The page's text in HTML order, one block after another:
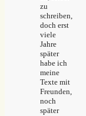
zu
schreiben,
doch erst
viele
Jahre
später
habe ich
meine
Texte mit
Freunden,
noch
später